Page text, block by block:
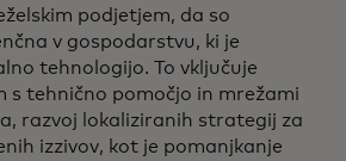
podjetjem, da so
v gospodarstvu, ki je
tehnologijo. To vključuje
s tehnično pomočjo in mrežami
razvoj lokaliziranih strategij za
izzivov, kot je pomanjkanje